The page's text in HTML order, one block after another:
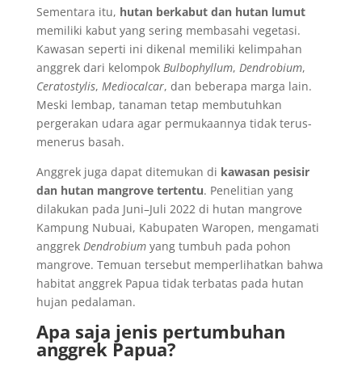
Sementara itu, hutan berkabut dan hutan lumut
memiliki kabut yang sering membasahi vegetasi.
Kawasan seperti ini dikenal memiliki kelimpahan
anggrek dari kelompok Bulbophyllum, Dendrobium,
Ceratostylis, Mediocalcar, dan beberapa marga lain.
Meski lembap, tanaman tetap membutuhkan
pergerakan udara agar permukaannya tidak terus-
menerus basah.
Anggrek juga dapat ditemukan di kawasan pesisir
dan hutan mangrove tertentu. Penelitian yang
dilakukan pada Juni–Juli 2022 di hutan mangrove
Kampung Nubuai, Kabupaten Waropen, mengamati
anggrek Dendrobiumyang tumbuh pada pohon
mangrove. Temuan tersebut memperlihatkan bahwa
habitat anggrek Papua tidak terbatas pada hutan
hujan pedalaman.
Apa saja jenis pertumbuhan
anggrek Papua?